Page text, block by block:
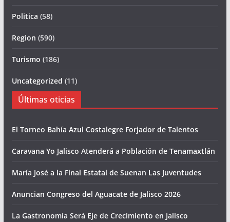
Politica (58)
Region (590)
Turismo (186)
Uncategorized (11)
Últimas oticias
El Torneo Bahía Azul Costalegre Forjador de Talentos
Caravana Yo Jalisco Atenderá a Población de Tenamaxtlán
María José a la Final Estatal de Suenan Las Juventudes
Anuncian Congreso del Aguacate de Jalisco 2026
La Gastronomía Será Eje de Crecimiento en Jalisco